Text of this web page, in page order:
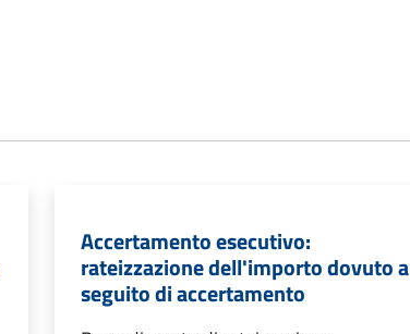
Accertamento esecutivo:
rateizzazione dell'importo dovuto a
seguito di accertamento